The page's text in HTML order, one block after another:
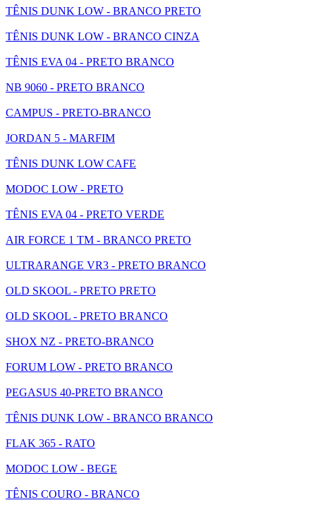
TÊNIS DUNK LOW - BRANCO PRETO
TÊNIS DUNK LOW - BRANCO CINZA
TÊNIS EVA 04 - PRETO BRANCO
NB 9060 - PRETO BRANCO
CAMPUS - PRETO-BRANCO
JORDAN 5 - MARFIM
TÊNIS DUNK LOW CAFE
MODOC LOW - PRETO
TÊNIS EVA 04 - PRETO VERDE
AIR FORCE 1 TM - BRANCO PRETO
ULTRARANGE VR3 - PRETO BRANCO
OLD SKOOL - PRETO PRETO
OLD SKOOL - PRETO BRANCO
SHOX NZ - PRETO-BRANCO
FORUM LOW - PRETO BRANCO
PEGASUS 40-PRETO BRANCO
TÊNIS DUNK LOW - BRANCO BRANCO
FLAK 365 - RATO
MODOC LOW - BEGE
TÊNIS COURO - BRANCO